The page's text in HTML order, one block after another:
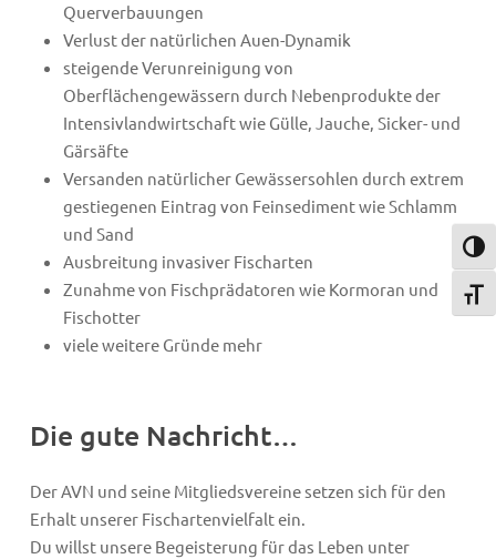
Querverbauungen
Verlust der natürlichen Auen-Dynamik
steigende Verunreinigung von
Oberflächengewässern durch Nebenprodukte der
Intensivlandwirtschaft wie Gülle, Jauche, Sicker- und
Gärsäfte
Versanden natürlicher Gewässersohlen durch extrem
gestiegenen Eintrag von Feinsediment wie Schlamm
und Sand
Ausbreitung invasiver Fischarten
Zunahme von Fischprädatoren wie Kormoran und
Fischotter
viele weitere Gründe mehr
Die gute Nachricht…
Der AVN und seine Mitgliedsvereine setzen sich für den
Erhalt unserer Fischartenvielfalt ein.
Du willst unsere Begeisterung für das Leben unter